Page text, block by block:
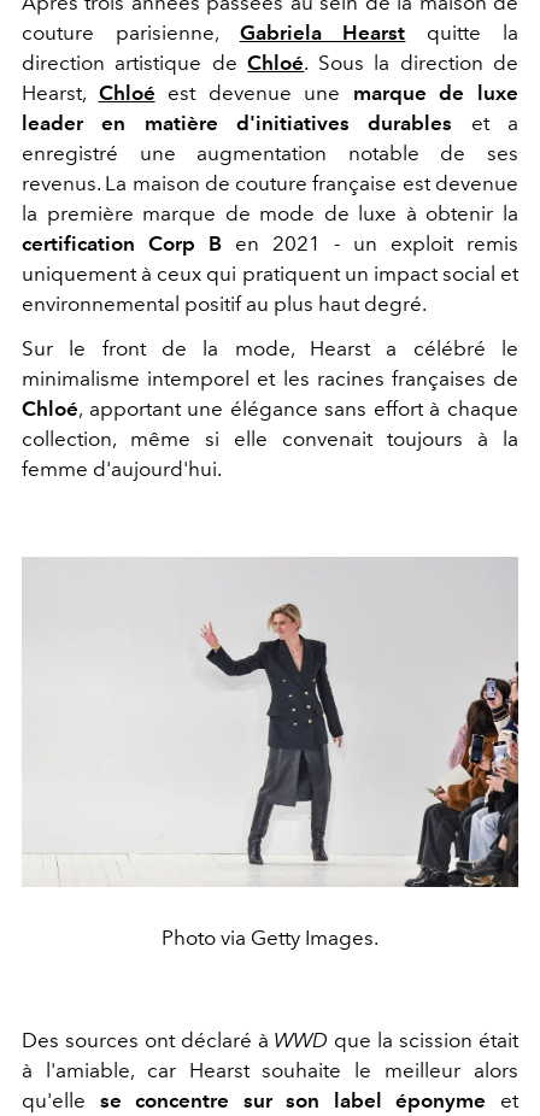
couture parisienne, Gabriela Hearst quitte la
direction artistique deChloé. Sous la direction de
Hearst, Chloé est devenue une marque de luxe
leader en matière d'initiatives durables et a
enregistré une augmentation notable de ses
revenus. La maison de couture française est devenue
la première marque de mode de luxe à obtenir la
certification Corp B en 2021 - un exploit remis
uniquement à ceux qui pratiquent un impact social et
environnemental positif au plus haut degré.
Sur le front de la mode, Hearst a célébré le
minimalisme intemporel et les racines françaises de
Chloé, apportant une élégance sans effort à chaque
collection, même si elle convenait toujours à la
femme d'aujourd'hui.
Photo via Getty Images.
Des sources ont déclaré à WWD que la scission était
à l'amiable, car Hearst souhaite le meilleur alors
qu'elle se concentre sur son label éponyme et